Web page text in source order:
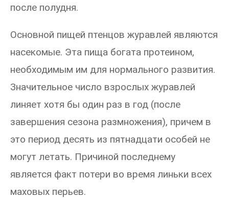
после полудня.
Основной пищей птенцов журавлей являются
насекомые. Эта пища богата протеином,
необходимым им для нормального развития.
Значительное число взрослых журавлей
линяет хотя бы один раз в год (после
завершения сезона размножения), причем в
это период десять из пятнадцати особей не
могут летать. Причиной последнему
является факт потери во время линьки всех
маховых перьев.